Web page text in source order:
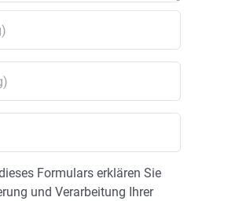
Formulars erklären Sie
und Verarbeitung Ihrer